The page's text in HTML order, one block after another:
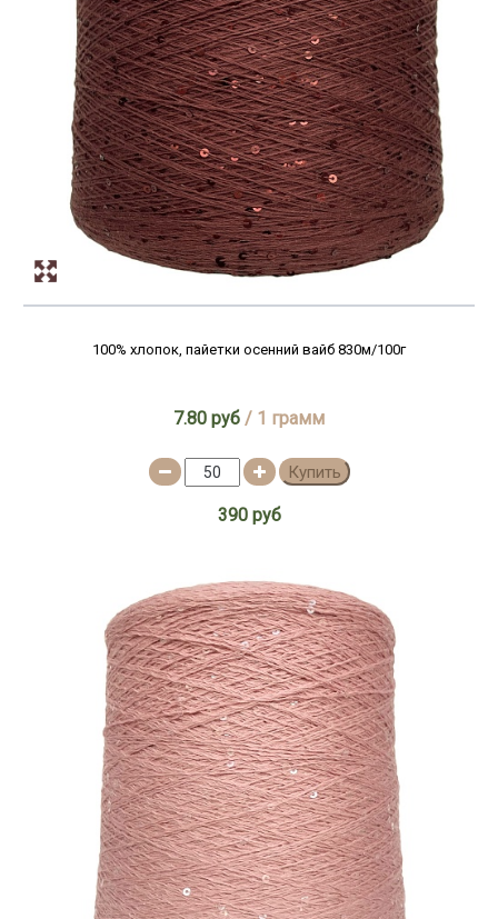
100% хлопок, пайетки осенний вайб 830м/100г
7.80 руб / 1 грамм
Купить
390 руб